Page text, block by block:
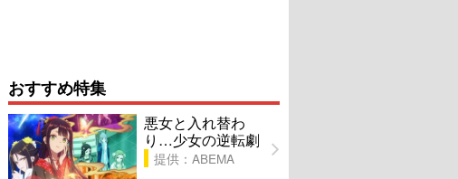
おすすめ特集
悪女と入れ替わ
り…少女の逆転劇
提供：ABEMA